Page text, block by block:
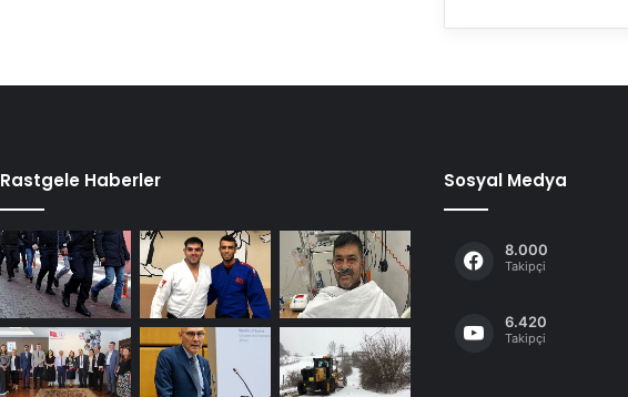
Rastgele Haberler Sosyal Medya
8.000
Takipçi
6.420
Takipçi